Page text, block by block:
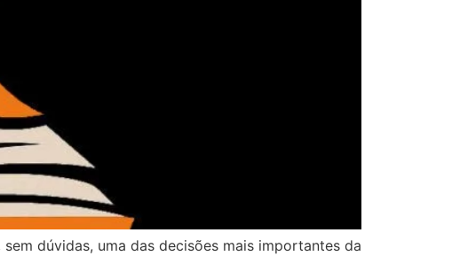
dúvidas, uma das decisões mais importantes da